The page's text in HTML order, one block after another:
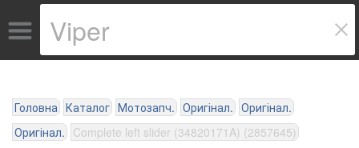
Головна Каталог Мотозапч. Оригінал. Оригінал.
Оригінал. Complete left slider (34820171A) (2857645)